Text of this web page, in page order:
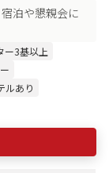
泊や懇親会に
ー3基以上
ルあり